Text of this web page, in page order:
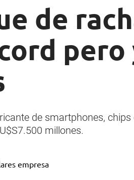
de
pero
de smartphones,
millones.